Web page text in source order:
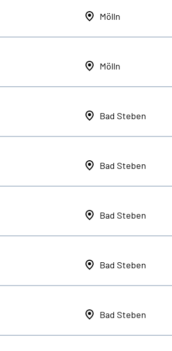
Mölln
Mölln
Bad Steben
Bad Steben
Bad Steben
Bad Steben
Bad Steben